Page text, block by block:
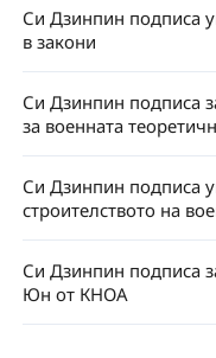
Си Дзинпин подписа
в закони
Си Дзинпин подписа
за военната
Си Дзинпин подписа
строителството на
Си Дзинпин подписа
Юн от КНОА